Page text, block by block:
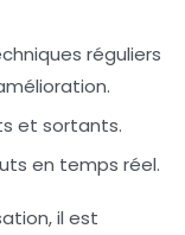
réguliers
et sortants.
en temps réel.
il est